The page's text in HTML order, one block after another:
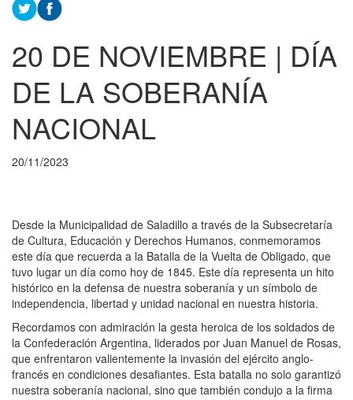
20 DE NOVIEMBRE | DÍA
DE LA SOBERANÍA
NACIONAL
20/11/2023
Desde la Municipalidad de Saladillo a través de la Subsecretaría
de Cultura, Educación y Derechos Humanos, conmemoramos
este día que recuerda a la Batalla de la Vuelta de Obligado, que
tuvo lugar un día como hoy de 1845. Este día representa un hito
histórico en la defensa de nuestra soberanía y un símbolo de
independencia, libertad y unidad nacional en nuestra historia.
Recordamos con admiración la gesta heroica de los soldados de
la Confederación Argentina, liderados por Juan Manuel de Rosas,
que enfrentaron valientemente la invasión del ejército anglo-
francés en condiciones desafiantes. Esta batalla no solo garantizó
nuestra soberanía nacional, sino que también condujo a la firma